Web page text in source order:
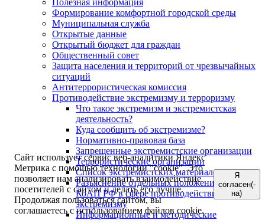
Полезная информация
Формирование комфортной городской среды
Муниципальная служба
Открытые данные
Открытый бюджет для граждан
Общественный совет
Защита населения и территорий от чрезвычайных
ситуаций
Антитеррористическая комиссия
Противодействие экстремизму и терроризму
Что такое экстремизм и экстремистская
деятельность?
Куда сообщить об экстремизме?
Нормативно-правовая база
Запрещенные экстремистские организации
Террористические организации
Список экстремистских материалов
Разъяснение отдельных положений УК РФ и
КоАП РФ в сфере противодействия
экстремизму
Информационные и методические
Сайт использует сервис веб-аналитики Яндекс
Метрика с помощью технологии "cookie". Это
позволяет нам анализировать взаимодействие
посетителей с сайтом и делать его лучше.
Продолжая пользоваться сайтом, вы
соглашаетесь с использованием файлов cookie.
Я
согласен(-
на)